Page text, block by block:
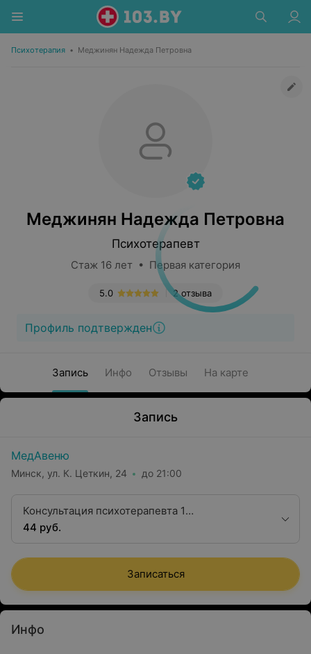
Психотерапия • Меджинян Надежда Петровна
Меджинян Надежда Петровна
Психотерапевт
Стаж 16 лет • Первая категория
2 отзыва
5.0
Профиль подтвержден
Запись Инфо Отзывы На карте
Запись
МедАвеню
Минск, ул. К. Цеткин, 24 до 21:00
Консультация психотерапевта 1
квалификационной категории
44 руб.
Записаться
Инфо